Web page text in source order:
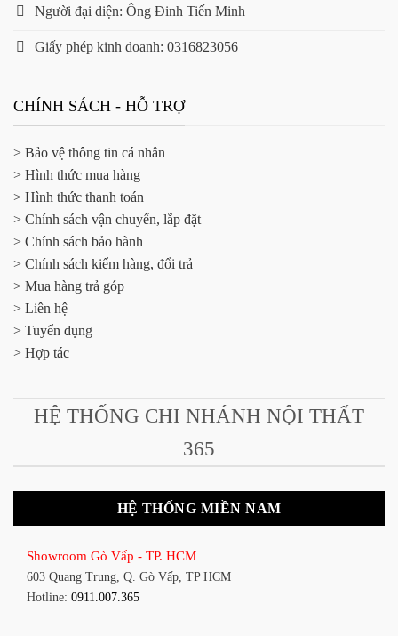
Người đại diện: Ông Đinh Tiến Minh
Giấy phép kinh doanh: 0316823056
CHÍNH SÁCH - HỖ TRỢ
> Bảo vệ thông tin cá nhân
> Hình thức mua hàng
> Hình thức thanh toán
> Chính sách vận chuyển, lắp đặt
> Chính sách bảo hành
> Chính sách kiểm hàng, đổi trả
> Mua hàng trả góp
> Liên hệ
> Tuyển dụng
> Hợp tác
HỆ THỐNG CHI NHÁNH NỘI THẤT
365
HỆ THỐNG MIỀN NAM
Showroom Gò Vấp - TP. HCM
603 Quang Trung, Q. Gò Vấp, TP HCM
Hotline: 0911.007.365